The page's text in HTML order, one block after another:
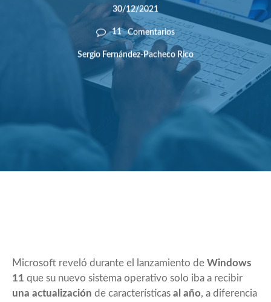
30/12/2021
11 Comentarios
Sergio Fernández-Pacheco Rico
Microsoft reveló durante el lanzamiento de Windows
11 que su nuevo sistema operativo solo iba a recibir
una actualización de características al año, a diferencia